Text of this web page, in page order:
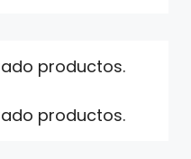
productos.
productos.